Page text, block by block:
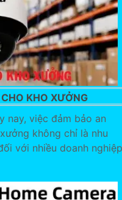
KHO XƯỞNG
nay, việc đảm bảo an
không chỉ là nhu
với nhiều doanh